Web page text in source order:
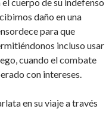
daño en una
para que
incluso usar
cuando el combate
con intereses.
en su viaje a través